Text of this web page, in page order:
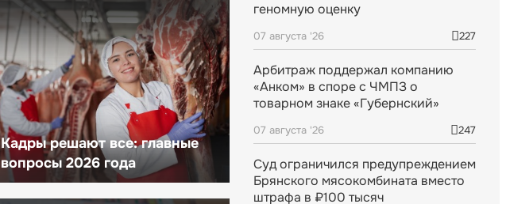
Кадры решают все: главные
вопросы 2026 года
геномную оценку
07 августа '26 227
Арбитраж поддержал компанию
«Анком» в споре с ЧМПЗ о
товарном знаке «Губернский»
07 августа '26 247
Суд ограничился предупреждением
Брянского мясокомбината вместо
штрафа в ₽100 тысяч